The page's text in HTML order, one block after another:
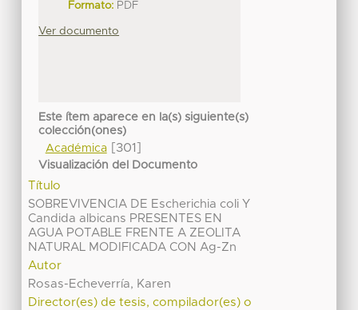
Formato: PDF
Ver documento
Este ítem aparece en la(s) siguiente(s)
colección(ones)
Académica[301]
Visualización del Documento
Título
SOBREVIVENCIA DE Escherichia coli Y
Candida albicans PRESENTES EN
AGUA POTABLE FRENTE A ZEOLITA
NATURAL MODIFICADA CON Ag-Zn
Autor
Rosas-Echeverría, Karen
Director(es) de tesis, compilador(es) o